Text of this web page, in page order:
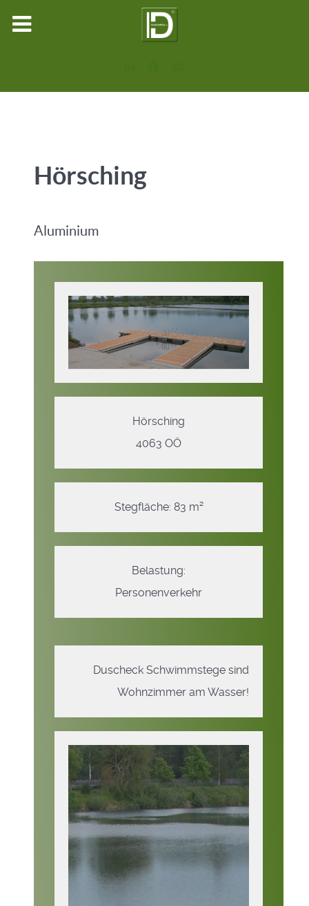
Hörsching
Aluminium
Hörsching
4063 OÖ
Stegfläche: 83 m²
Belastung:
Personenverkehr
Duscheck Schwimmstege sind
Wohnzimmer am Wasser!